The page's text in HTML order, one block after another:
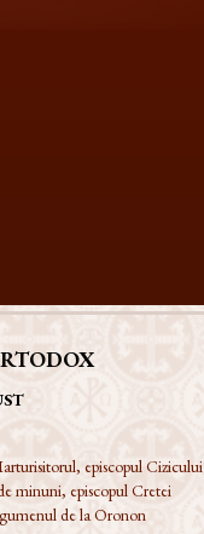
episcopul Cizicului
minuni, episcopul Cretei
de la Oronon